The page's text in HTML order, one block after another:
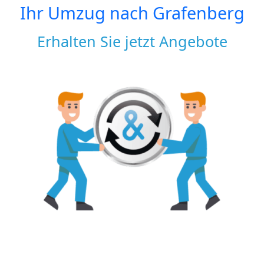
Ihr Umzug nach Grafenberg
Erhalten Sie jetzt Angebote